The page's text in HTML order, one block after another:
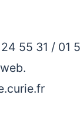
55 31 / 01